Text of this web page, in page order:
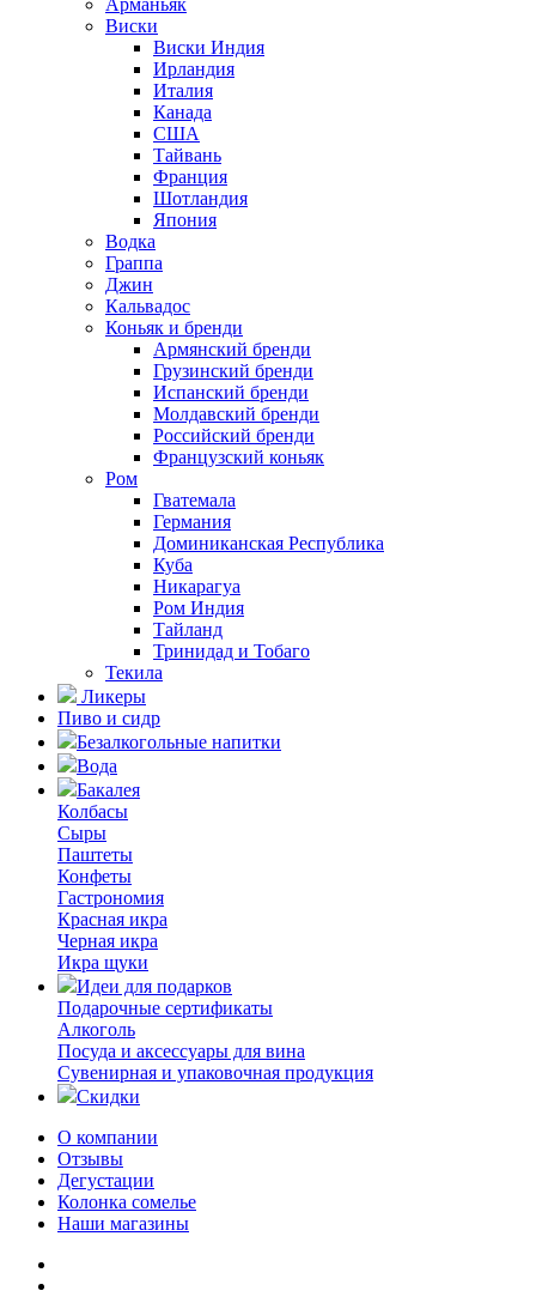
Арманьяк
Виски
Виски Индия
Ирландия
Италия
Канада
США
Тайвань
Франция
Шотландия
Япония
Водка
Граппа
Джин
Кальвадос
Коньяк и бренди
Армянский бренди
Грузинский бренди
Испанский бренди
Молдавский бренди
Российский бренди
Французский коньяк
Ром
Гватемала
Германия
Доминиканская Республика
Куба
Никарагуа
Ром Индия
Тайланд
Тринидад и Тобаго
Текила
Ликеры
Пиво и сидр
Безалкогольные напитки
Вода
Бакалея
Колбасы
Сыры
Паштеты
Конфеты
Гастрономия
Красная икра
Черная икра
Икра щуки
Идеи для подарков
Подарочные сертификаты
Алкоголь
Посуда и аксессуары для вина
Сувенирная и упаковочная продукция
Скидки
О компании
Отзывы
Дегустации
Колонка сомелье
Наши магазины